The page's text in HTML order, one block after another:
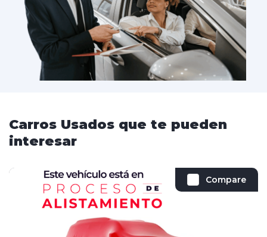
Carros Usados que te pueden
interesar
Compare